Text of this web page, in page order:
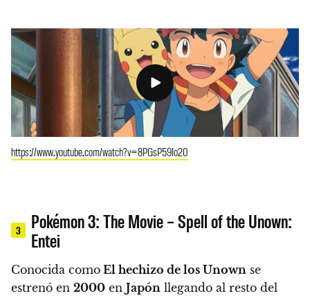
https://www.youtube.com/watch?v=8PGsP59Io20
3
Pokémon 3: The Movie – Spell of the Unown:
Entei
Conocida como El hechizo de los Unown se
estrenó en 2000 en Japón llegando al resto del